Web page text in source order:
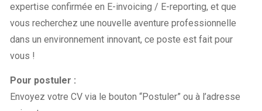
expertise confirmée en E-invoicing / E-reporting, et que
vous recherchez une nouvelle aventure professionnelle
dans un environnement innovant, ce poste est fait pour
vous !
Pour postuler :
Envoyez votre CV via le bouton “Postuler” ou à l’adresse